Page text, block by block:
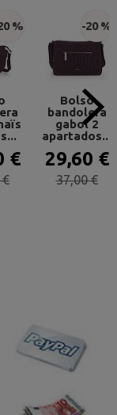
%
€
-20 %
Bolso
bandolera
gabol 2
apartados...
29,60 €
37,00 €